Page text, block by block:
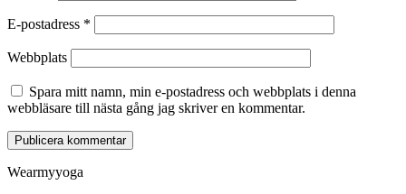
E-postadress *
Webbplats
Spara mitt namn, min e-postadress och webbplats i denna
webbläsare till nästa gång jag skriver en kommentar.
Wearmyyoga